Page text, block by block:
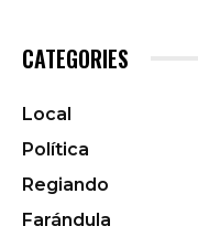
CATEGORIES
Local
Política
Regiando
Farándula